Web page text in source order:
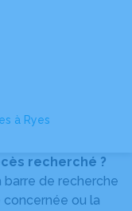
à Ryes
recherché ?
barre de recherche
ou la